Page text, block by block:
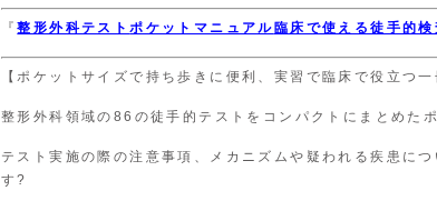
『整形外科テスト ポケットマニュアル臨床で使える徒手的
【ポケットサイズで持ち歩きに便利、実習で臨床で役立つ一
整形外科領域の86の徒手的テストをコンパクトにまとめた
テスト実施の際の注意事項、メカニズムや疑われる疾患に
す?